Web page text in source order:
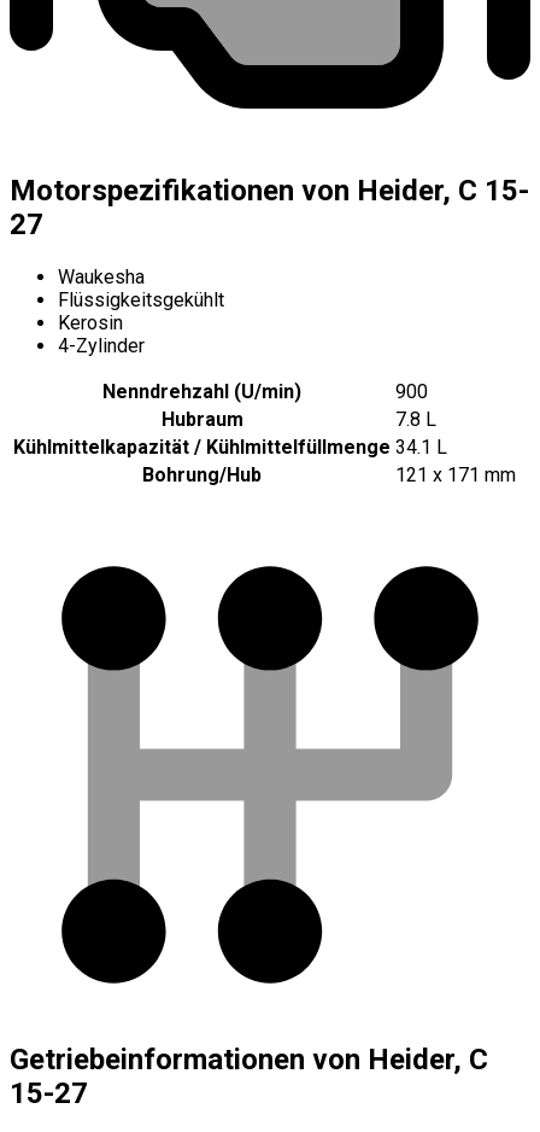
Motorspezifikationen von Heider, C 15-
27
Waukesha
Flüssigkeitsgekühlt
Kerosin
4-Zylinder
Nenndrehzahl (U/min)
900
Hubraum
7.8 L
Kühlmittelkapazität / Kühlmittelfüllmenge 34.1 L
Bohrung/Hub
121 x 171 mm
Getriebeinformationen von Heider, C
15-27